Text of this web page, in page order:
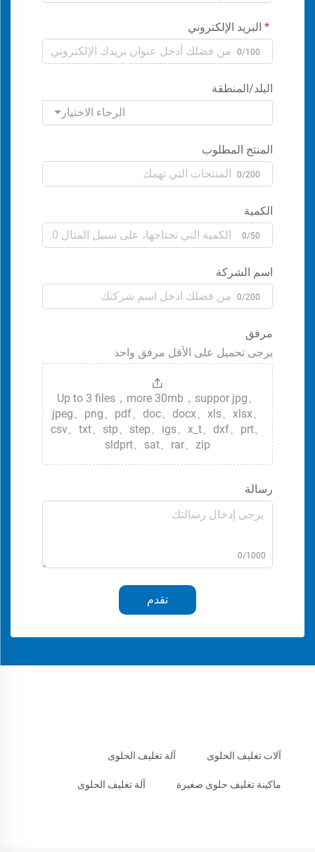
البريد الإلكتروني
0/100
البلد/المنطقة
الرجاء الاختيار
المنتج المطلوب
0/200
الكمية
0/50
اسم الشركة
0/200
مرفق
يرجى تحميل على الأقل مرفق واحد
Up to 3 files，more 30mb，suppor jpg、
jpeg、png、pdf、doc、docx、xls、xlsx、
csv、txt、stp、step、igs、x_t、dxf、prt、
sldprt、sat、rar、zip
رسالة
0/1000
تقدم
آلات تغليف الحلوى آلة تغليف الحلوى
ماكينة تغليف حلوى صغيرة آلة تغليف الحلوى